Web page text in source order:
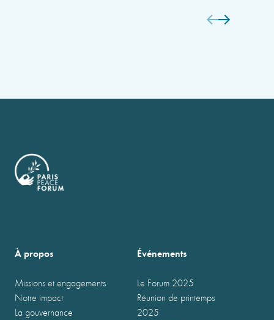
À propos
Missions et engagements
Notre impact
La gouvernance
Événements
Le Forum 2025
Réunion de printemps
2025